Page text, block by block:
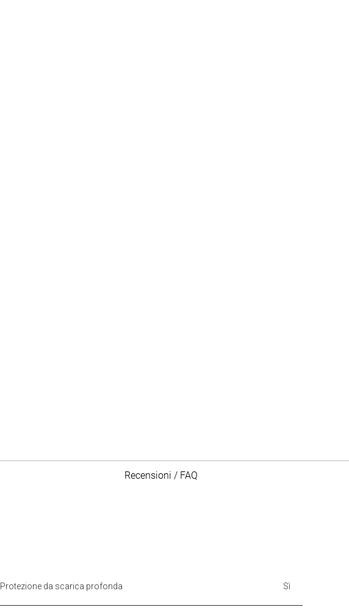
Recensioni / FAQ
Protezione da scarica profonda Sì